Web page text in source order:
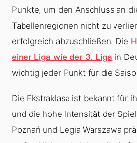
Punkte, um den Anschluss an
Tabellenregionen nicht zu
erfolgreich abzuschließen. Die
einer Liga wie der 3. Liga in
wichtig jeder Punkt für die
Die Ekstraklasa ist bekannt für
und die hohe Intensität der
Poznań und Legia Warszawa